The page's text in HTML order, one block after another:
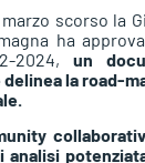
scorso la
ha
2024, un
la road-